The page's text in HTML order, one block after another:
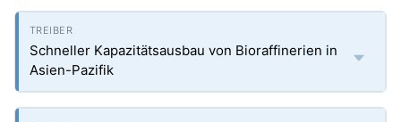
Schneller Kapazitätsausbau von Bioraffinerien in
Asien-Pazifik